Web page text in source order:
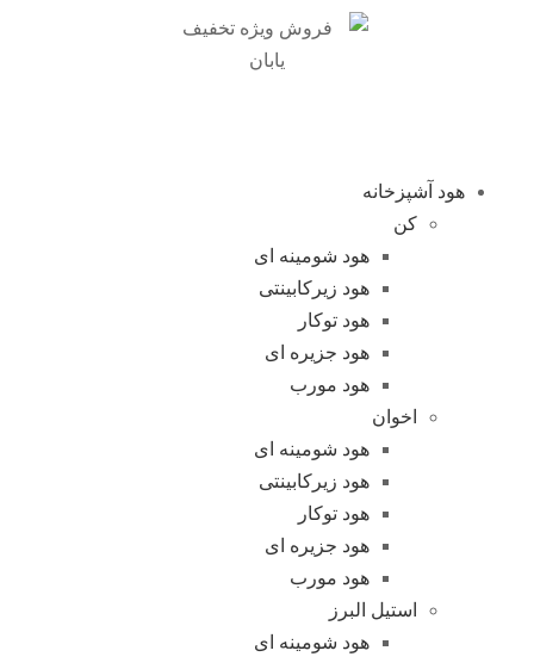
هود آشپزخانه
کن
هود شومینه ای
هود زیرکابینتی
هود توکار
هود جزیره ای
هود مورب
اخوان
هود شومینه ای
هود زیرکابینتی
هود توکار
هود جزیره ای
هود مورب
استیل البرز
هود شومینه ای